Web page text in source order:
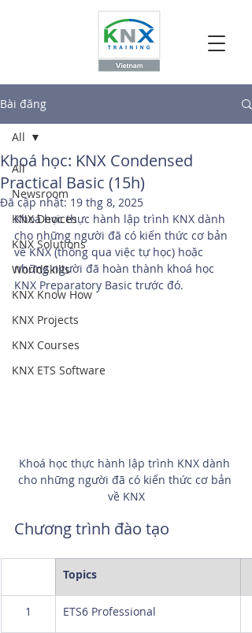
Bài đăng
All
Newsroom
KNX Devices
KNX Solutions
WorldSkills
KNX Know How
KNX Projects
KNX Courses
KNX ETS Software
All
Khoá học: KNX Condensed
Practical Basic (15h)
Đã cập nhật: 19 thg 8, 2025
Khoá học thực hành lập trình KNX dành
cho những người đã có kiến thức cơ bản
về KNX (thông qua việc tự học) hoặc
những người đã hoàn thành khoá học
KNX Preparatory Basic trước đó.
Khoá học thực hành lập trình KNX dành
cho những người đã có kiến thức cơ bản
về KNX
Chương trình đào tạo
Topics
1 ETS6 Professional